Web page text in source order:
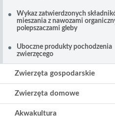
Wykaz zatwierdzonych
mieszania z nawozami
polepszaczami gleby
Uboczne produkty pochodzenia
zwierzęcego
Zwierzęta gospodarskie
Zwierzęta domowe
Akwakultura